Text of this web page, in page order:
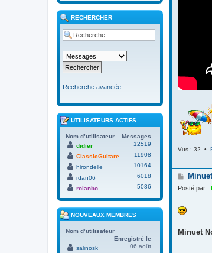
Vus : 32 •
M
s
a
g
Posté par :
Minuet
RECHERCHER
Recherche avancée
UTILISATEURS ACTIFS
Nom d’utilisateur
Messages
didier
12519
ClassicGuitare
11908
hirondelle
10164
rdan06
6018
rolanbo
5086
NOUVEAUX MEMBRES
Nom d’utilisateur
Enregistré le
salinosk
06 août